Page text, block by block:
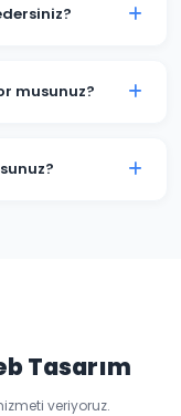
web sitesi,
musunuz?
Tasarım
veriyoruz.